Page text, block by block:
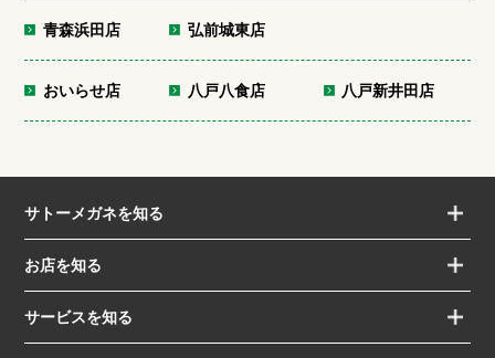
青森浜田店 弘前城東店
おいらせ店 八戸八食店 八戸新井田店
サトーメガネを知る
お店を知る
サービスを知る